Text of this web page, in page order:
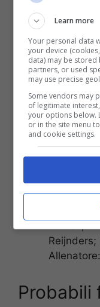
PSG Milanè una
questa giornata
grande
che può essere
raggiungere
fase
palio. Queste le
Milan:
Skriniar,
Zaire-
Ramos,
(4-
Tomori,
Reijnders;
Probabili
Learn more
Your personal data
your device
data) may be stored
partners, or used
may use precise
Some vendors may
of legitimate
your options below.
or in the site menu
and cookie settings.